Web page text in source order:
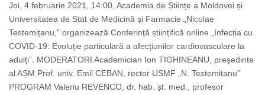
Joi, 4 februarie 2021, 14:00, Academia de Științe a Moldovei și
Universitatea de Stat de Medicină și Farmacie „Nicolae
Testemițanu,” organizează Conferință științifică online „Infecția cu
COVID-19: Evoluție particulară a afecțiunilor cardiovasculare la
adulți”. MODERATORI Academician Ion TIGHINEANU, președinte
al AȘM Prof. univ. Emil CEBAN, rector USMF „N. Testemițanu”
PROGRAM Valeriu REVENCO, dr. hab. șt. med., profesor